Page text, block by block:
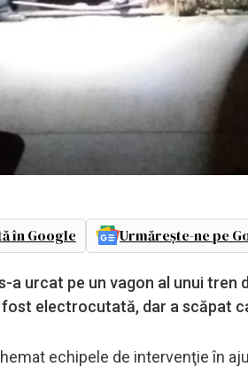
în Google Urmărește-ne pe
a urcat pe un vagon al unui
electrocutată, dar a scăpat
echipele de intervenţie în